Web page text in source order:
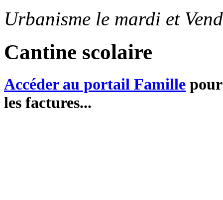
Urbanisme le mardi et
Cantine scolaire
Accéder au portail Famille
les factures...